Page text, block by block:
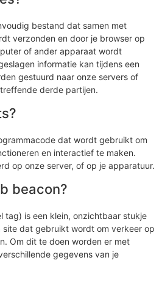
bestand dat samen met
verzonden en door je browser op
of ander apparaat wordt
informatie kan tijdens een
gestuurd naar onze servers of
derde partijen.
dat wordt gebruikt om
en interactief te maken.
op onze server, of op je apparatuur.
beacon?
tag) is een klein, onzichtbaar stukje
dat gebruikt wordt om verkeer op
Om dit te doen worden er met
gegevens van je